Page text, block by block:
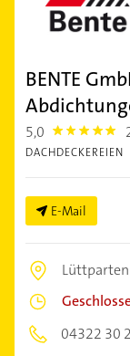
BENTE
5,0 5.0
DACHDECKEREIEN
E-Mail
04322 30